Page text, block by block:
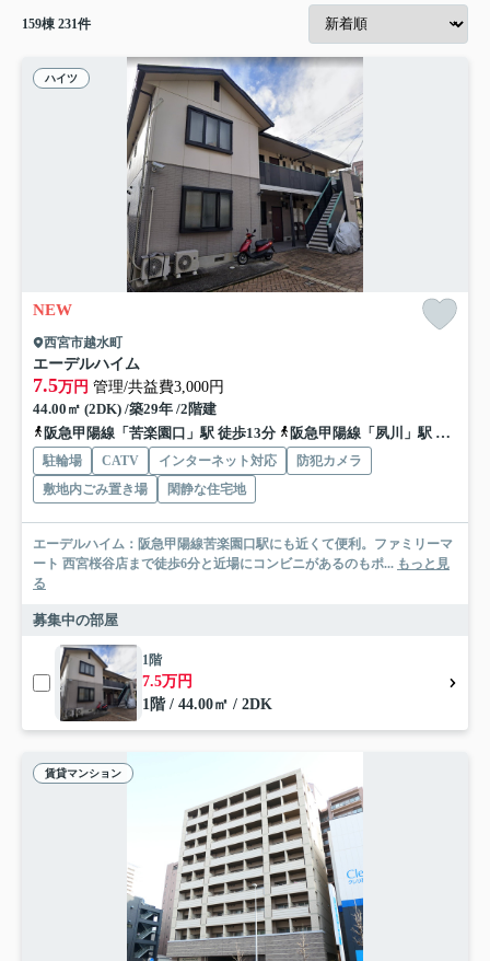
159棟 231件
ハイツ
NEW
西宮市越水町
エーデルハイム
7.5万円 管理/共益費3,000円
44.00㎡ (2DK) /築29年 /2階建
阪急甲陽線「苦楽園口」駅 徒歩13分
阪急甲陽線「夙川」駅 徒歩15分
駐輪場 CATV インターネット対応
防犯カメラ
敷地内ごみ置き場
閑静な住宅地
エーデルハイム：阪急甲陽線苦楽園口駅にも近くて便利。ファミリーマ
ート 西宮桜谷店まで徒歩6分と近場にコンビニがあるのもポ... もっと見
る
募集中の部屋
1階
7.5万円
1階 / 44.00㎡ / 2DK
賃貸マンション